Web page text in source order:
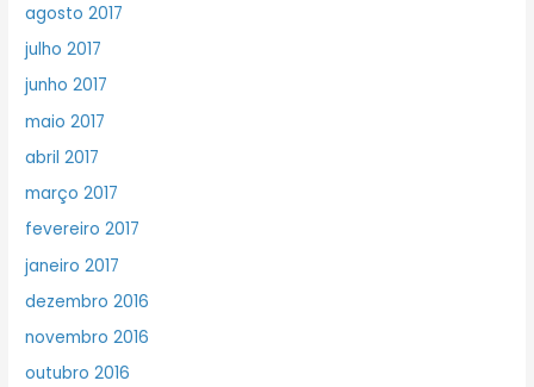
agosto 2017
julho 2017
junho 2017
maio 2017
abril 2017
março 2017
fevereiro 2017
janeiro 2017
dezembro 2016
novembro 2016
outubro 2016